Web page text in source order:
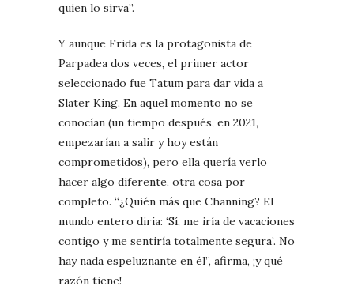
quien lo sirva”.
Y aunque Frida es la protagonista de
Parpadea dos veces, el primer actor
seleccionado fue Tatum para dar vida a
Slater King. En aquel momento no se
conocían (un tiempo después, en 2021,
empezarían a salir y hoy están
comprometidos), pero ella quería verlo
hacer algo diferente, otra cosa por
completo. “¿Quién más que Channing? El
mundo entero diría: ‘Sí, me iría de vacaciones
contigo y me sentiría totalmente segura’. No
hay nada espeluznante en él”, afirma, ¡y qué
razón tiene!